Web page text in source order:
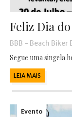
Feliz Dia
BBB - Beach Biker
Segue uma singela
LEIA MAIS
Evento